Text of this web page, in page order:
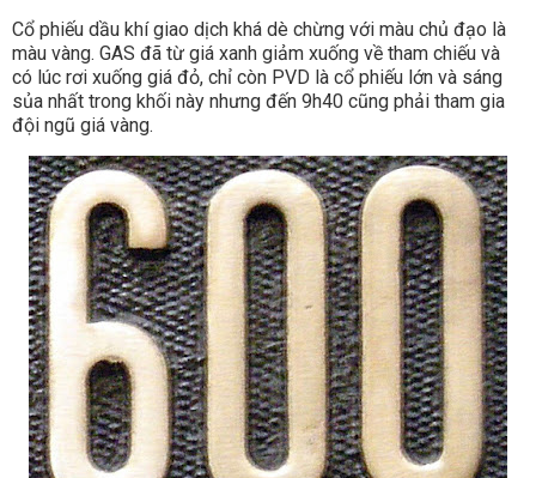
Cổ phiếu dầu khí giao dịch khá dè chừng với màu chủ đạo là
màu vàng. GAS đã từ giá xanh giảm xuống về tham chiếu và
có lúc rơi xuống giá đỏ, chỉ còn PVD là cổ phiếu lớn và sáng
sủa nhất trong khối này nhưng đến 9h40 cũng phải tham gia
đội ngũ giá vàng.